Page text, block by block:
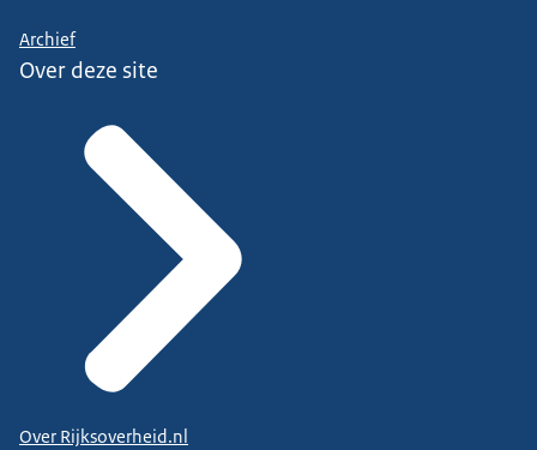
Archief
Over deze site
Over Rijksoverheid.nl